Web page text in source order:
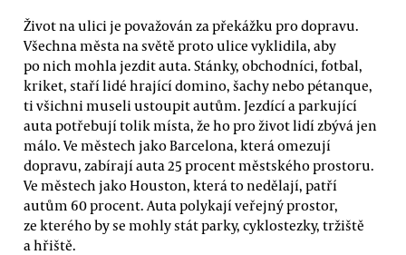
Život na ulici je považován za překážku pro dopravu.
Všechna města na světě proto ulice vyklidila, aby
po nich mohla jezdit auta. Stánky, obchodníci, fotbal,
kriket, staří lidé hrající domino, šachy nebo pétanque,
ti všichni museli ustoupit autům. Jezdící a parkující
auta potřebují tolik místa, že ho pro život lidí zbývá jen
málo. Ve městech jako Barcelona, která omezují
dopravu, zabírají auta 25 procent městského prostoru.
Ve městech jako Houston, která to nedělají, patří
autům 60 procent. Auta polykají veřejný prostor,
ze kterého by se mohly stát parky, cyklostezky, tržiště
a hřiště.